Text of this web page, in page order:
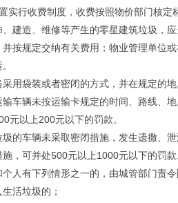
行收费制度，收费按照物价部门核定
造、维修等产生的零星建筑垃圾，应
按规定交纳有关费用；物业管理单位
袋装或者密闭的方式，并在规定的地
辆未按运输卡规定的时间、路线、地
元以上200元以下的罚款。
车辆未采取密闭措施，发生遗撒、泄
，可并处500元以上1000元以下的罚
有下列情形之一的，由城管部门责令
活垃圾的；